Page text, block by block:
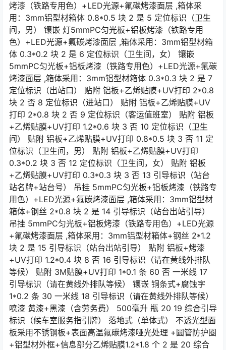
烤漆（铁路专用色）+LED光源+氟碳烤漆面层 ,箱体采
用：3mm铝型材箱体 0.8*0.5 块 2 是 5 定位标识（卫生
间，男） 镶嵌 灯5mmPC匀光板+铝板烤漆（铁路专用
色）+LED光源+氟碳烤漆面层 ,箱体采用：3mm铝型材箱
体 0.3*0.2 块 2 是 6 定位标识（卫生间，女） 镶嵌
5mmPC匀光板+铝板烤漆（铁路专用色）+LED光源+氟碳
烤漆面层 ,箱体采用：3mm铝型材箱体 0.3*0.3 块 2 是 7
定位标识（出站口） 贴附 铝板+乙烯贴膜+UV打印 2*0.8
块 2 否 8 定位标识（进站口） 贴附 铝板+乙烯贴膜+UV
打印 2*0.8 块 2 否 9 定位标识（客运值班室） 贴附 铝板
+乙烯贴膜+UV打印 1.2*0.6 块 3 否 10 定位标识（卫生
间） 贴附 铝板+乙烯贴膜+UV打印 0.8*0.5 块 3 否 11 定
位标识（卫生间，男） 贴附 铝板+乙烯贴膜+UV打印
0.3*0.2 块 3 否 12 定位标识（卫生间，女） 贴附 铝板
+乙烯贴膜+UV打印 0.3*0.3 块 3 否 13 引导标识（站台
站名牌+站台号） 吊挂 5mmPC匀光板+铝板烤漆（铁路专
用色）+LED光源+氟碳烤漆面层 ,箱体采用：3mm铝型材
箱体+钢丝 2*0.8 块 2 是 14 引导标识（站台出站引导）
吊挂 5mmPC匀光板+铝板烤漆（铁路专用色）+LED光源
+氟碳烤漆面层 ,箱体采用：3mm铝型材箱体+钢丝 2*1.2
块 2 是 15 引导标识（站台出站引导） 贴附 铝板+烤漆
+UV打印 1.2*0.4 块 8 否 16 引导标识（请在黄线外排队
等候） 贴附 3M贴膜+UV打印 1*0.1 条 60 否 一米线 17
引导标识（请在黄线外排队等候） 镶嵌 铜条式+腐蚀字
1*0.2 条 30 一米线 18 引导标识（请在黄线外排队等候）
喷漆 黄漆+黑漆（含劳务费） 500毫升 瓶 20 19 综合引导
标识（候车室服务指引牌） 落地式（单体式） 不透光型面
板采用不锈钢板+表面高温氟碳烤漆哑光处理 +圆管防护圈
+铝型材外框+信息部分乙烯贴膜1.2*1.8 个 2 是 20 综合